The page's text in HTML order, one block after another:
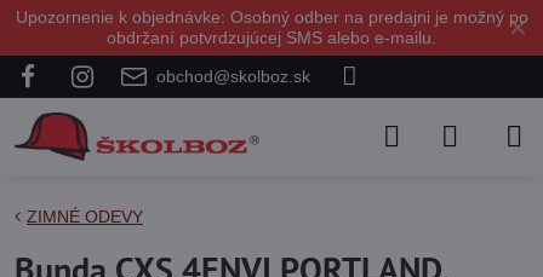
✕
Upozornenie k objednávke: Osobný odber na predajni je možný po
obdržaní potvrdzujúcej SMS alebo e-mailu.
obchod@skolboz.sk
ZIMNÉ ODEVY